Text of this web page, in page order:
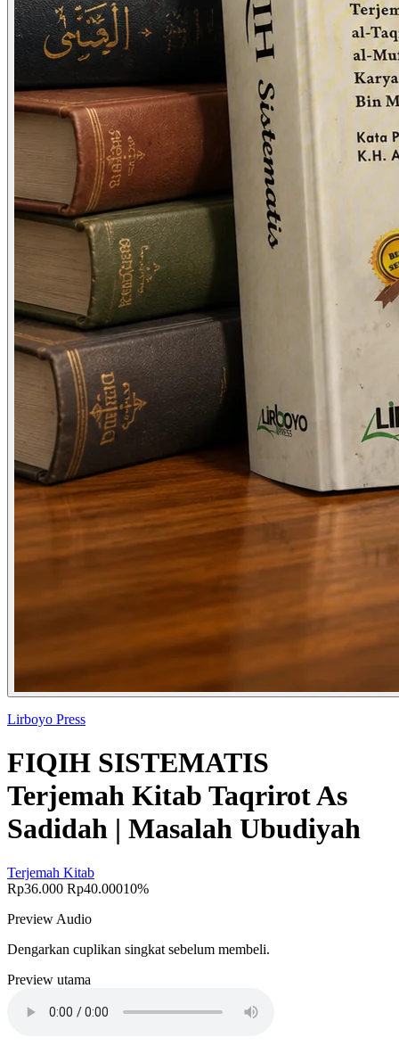
Lirboyo Press
FIQIH SISTEMATIS
Terjemah Kitab Taqrirot As
Sadidah | Masalah Ubudiyah
Terjemah Kitab
Rp36.000 Rp40.00010%
Preview Audio
Dengarkan cuplikan singkat sebelum membeli.
Preview utama